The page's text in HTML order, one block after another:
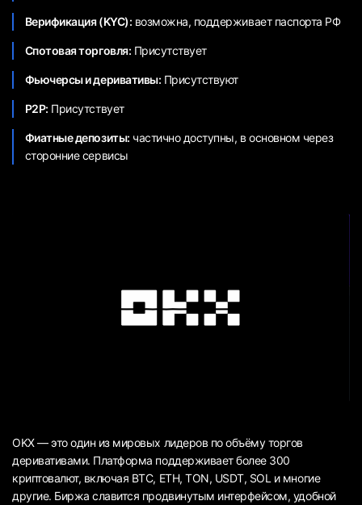
Верификация (KYC): возможна, поддерживает паспорта РФ
Спотовая торговля: Присутствует
Фьючерсы и деривативы: Присутствуют
P2P: Присутствует
Фиатные депозиты: частично доступны, в основном через
сторонние сервисы
OKX — это один из мировых лидеров по объёму торгов
деривативами. Платформа поддерживает более 300
криптовалют, включая BTC, ETH, TON, USDT, SOL и многие
другие. Биржа славится продвинутым интерфейсом, удобной